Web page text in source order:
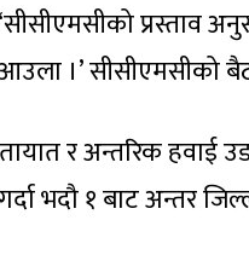
प्रस्ताव
आउला ।’ सीसीएमसीको
र अन्तरिक हवाई
भदौ १ बाट अन्तर